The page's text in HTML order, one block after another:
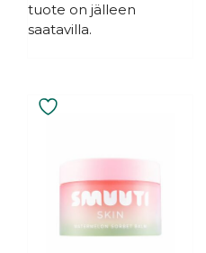
tuote on jälleen
saatavilla.